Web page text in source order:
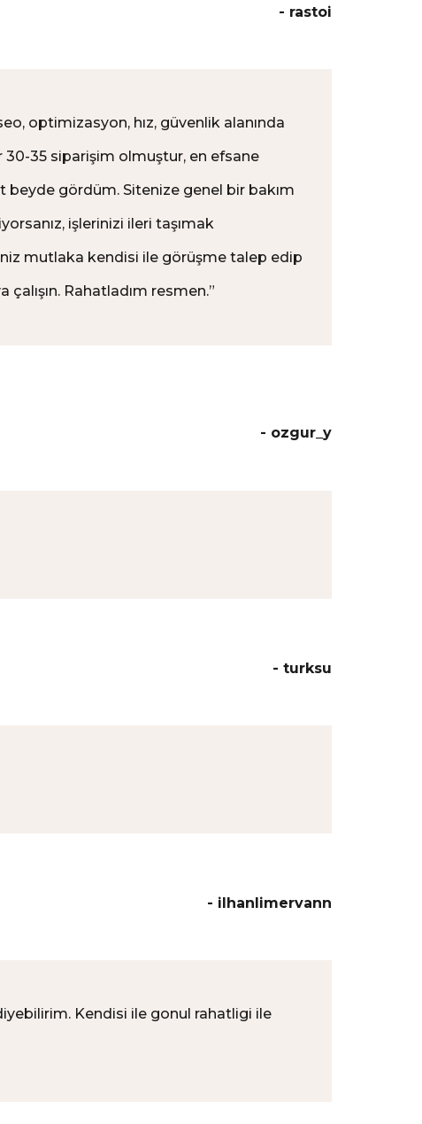
- rastoi
optimizasyon, hız, güvenlik alanında
30-35 siparişim olmuştur, en efsane
beyde gördüm. Sitenize genel bir bakım
işlerinizi ileri taşımak
mutlaka kendisi ile görüşme talep edip
çalışın. Rahatladım resmen.”
- ozgur_y
- turksu
- ilhanlimervann
Kendisi ile gonul rahatligi ile